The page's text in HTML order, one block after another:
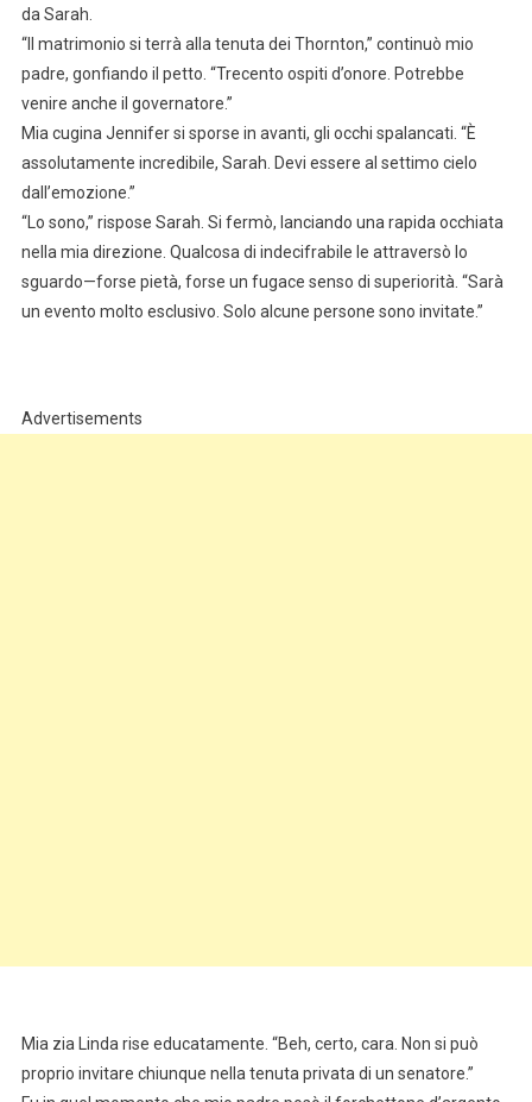
da Sarah.
“Il matrimonio si terrà alla tenuta dei Thornton,” continuò mio
padre, gonfiando il petto. “Trecento ospiti d’onore. Potrebbe
venire anche il governatore.”
Mia cugina Jennifer si sporse in avanti, gli occhi spalancati. “È
assolutamente incredibile, Sarah. Devi essere al settimo cielo
dall’emozione.”
“Lo sono,” rispose Sarah. Si fermò, lanciando una rapida occhiata
nella mia direzione. Qualcosa di indecifrabile le attraversò lo
sguardo—forse pietà, forse un fugace senso di superiorità. “Sarà
un evento molto esclusivo. Solo alcune persone sono invitate.”
Advertisements
Mia zia Linda rise educatamente. “Beh, certo, cara. Non si può
proprio invitare chiunque nella tenuta privata di un senatore.”